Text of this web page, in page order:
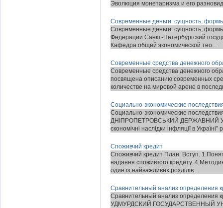
Эволюция монетаризма и его
Современные деньги: сущность,
Современные деньги: сущность,
Федерации Санкт-Петербургский
Кафедра общей экономической тео...
Современные средства денежного
Современные средства денежного
посвящена описанию современных
количестве на мировой арене в
Социально-экономические
Социально-экономические
ДНІПРОПЕТРОВСЬКИЙ ДЕРЖАВНИЙ
єкономічні наслідки інфляції в Україні”
Споживчий кредит
Споживчий кредит План. Вступ.
надання споживчого кредиту.
один із найважливих розділів...
Сравнительный анализ определения
Сравнительный анализ определения
УДМУРДСКИЙ ГОСУДАРСТВЕННЫЙ